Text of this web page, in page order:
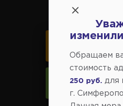
Следить за
Обращаем
стоимость
250 руб. для
г.